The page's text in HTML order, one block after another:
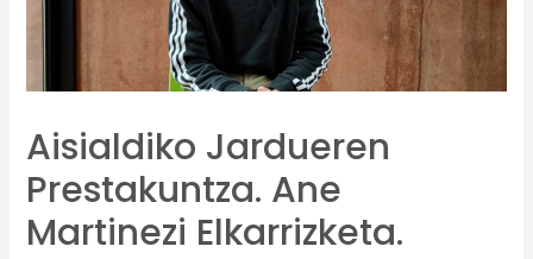
Aisialdiko Jardueren
Prestakuntza. Ane
Martinezi Elkarrizketa.